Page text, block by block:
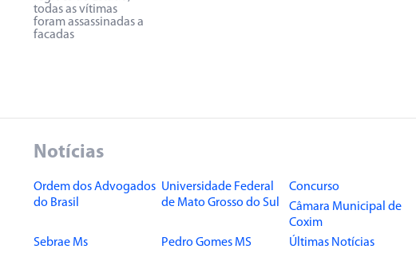
todas as vítimas
foram assassinadas a
facadas
Notícias
Ordem dos Advogados
do Brasil
Universidade Federal
de Mato Grosso do Sul
Concurso
Câmara Municipal de
Coxim
Sebrae Ms
Pedro Gomes MS Últimas Notícias